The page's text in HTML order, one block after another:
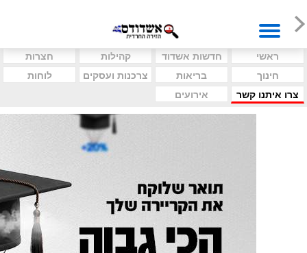
ראשי חדשות אשדוד קהילות
חצרות
חינוך
בריאות צרכנות ועסקים
לוחות
צרו איתנו קשר
אירועים